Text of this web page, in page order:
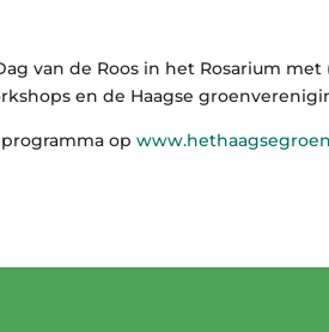
van de Roos in het Rosarium
en de Haagse
op